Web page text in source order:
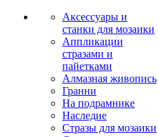
Аксессуары и
станки для мозаики
Аппликации
стразами и
пайетками
Алмазная живопись
Гранни
На подрамнике
Наследие
Стразы для мозаики